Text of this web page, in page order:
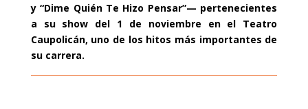
y “Dime Quién Te Hizo Pensar”— pertenecientes
a su show del 1 de noviembre en el Teatro
Caupolicán, uno de los hitos más importantes de
su carrera.